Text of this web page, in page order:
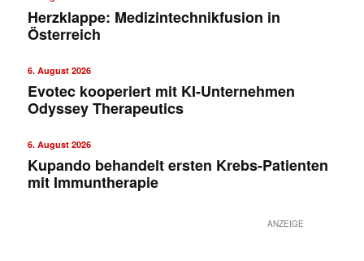
Herzklappe: Medizintechnikfusion in
Österreich
6. August 2026
Evotec kooperiert mit KI-Unternehmen
Odyssey Therapeutics
6. August 2026
Kupando behandelt ersten Krebs-Patienten
mit Immuntherapie
ANZEIGE